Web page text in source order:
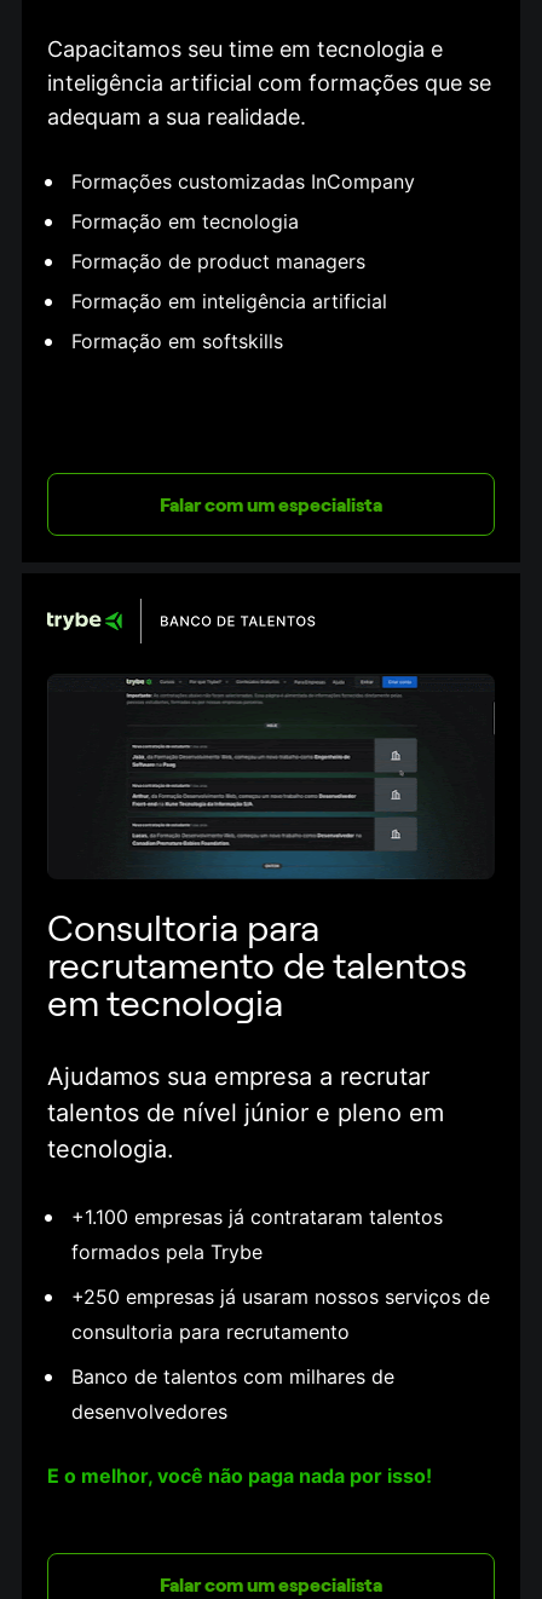
Capacitamos seu time em tecnologia e
inteligência artificial com formações que se
adequam a sua realidade.
Formações customizadas InCompany
Formação em tecnologia
Formação de product managers
Formação em inteligência artificial
Formação em softskills
Falar com um especialista
Consultoria para
recrutamento de talentos
em tecnologia
Ajudamos sua empresa a recrutar
talentos de nível júnior e pleno em
tecnologia.
+1.100 empresas já contrataram talentos
formados pela Trybe
+250 empresas já usaram nossos serviços de
consultoria para recrutamento
Banco de talentos com milhares de
desenvolvedores
E o melhor, você não paga nada por isso!
Falar com um especialista